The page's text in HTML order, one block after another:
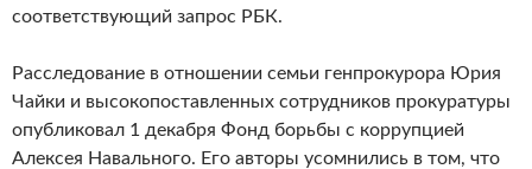
соответствующий запрос РБК.
Расследование в отношении семьи генпрокурора Юрия
Чайки и высокопоставленных сотрудников прокуратуры
опубликовал 1 декабря Фонд борьбы с коррупцией
Алексея Навального. Его авторы усомнились в том, что